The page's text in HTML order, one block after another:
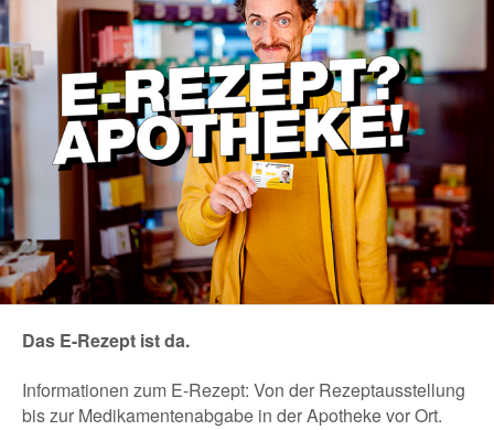
Das E-Rezept ist da.
Informationen zum E-Rezept: Von der Rezeptausstellung
bis zur Medikamentenabgabe in der Apotheke vor Ort.